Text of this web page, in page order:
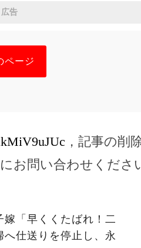
広告
ページ
，記事の削
お問い合わせくださ
「早くくたばれ！二
仕送りを停止し、永